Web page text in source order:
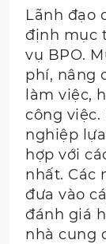
Lãnh đạo
định mục
vụ BPO.
phí, nâng
làm việc,
công
nghiệp
hợp với
nhất. Các
đưa vào
đánh giá
nhà cung